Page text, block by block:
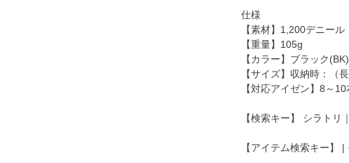
仕様
【素材】1,200デニー
【重量】105g
【カラー】ブラック(BK)
【サイズ】収納時：（
【対応アイゼン】8～
【検索キー】 シラト
【アイテム検索キー】